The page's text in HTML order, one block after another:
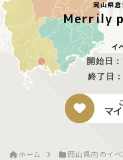
岡山県
Merrily
イ
開始日：
終了日
マ
ホーム 岡山県内のイベ